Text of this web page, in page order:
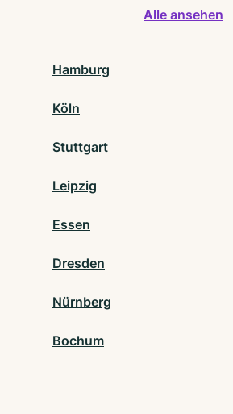
Alle ansehen
Hamburg
Köln
Stuttgart
Leipzig
Essen
Dresden
Nürnberg
Bochum